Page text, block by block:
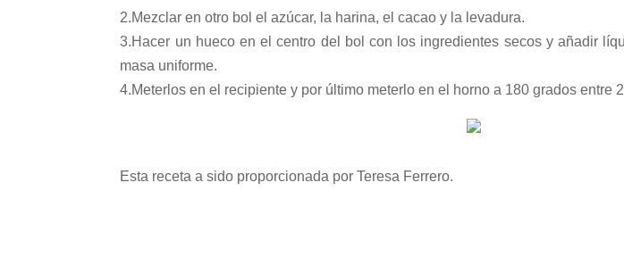
2.Mezclar en otro bol el azúcar, la harina, el cacao y la levadura.
3.Hacer un hueco en el centro del bol con los ingredientes secos y añadir
masa uniforme.
4.Meterlos en el recipiente y por último meterlo en el horno a 180 grados entre
Esta receta a sido proporcionada por Teresa Ferrero.